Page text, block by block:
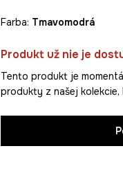
Farba: tmavomodrá
Produkt už nie je
Tento produkt je
produkty z našej